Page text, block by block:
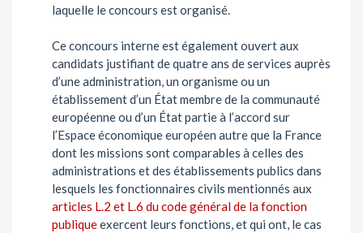
laquelle le concours est organisé.
Ce concours interne est également ouvert aux
candidats justifiant de quatre ans de services auprès
d’une administration, un organisme ou un
établissement d’un État membre de la communauté
européenne ou d’un État partie à l’accord sur
l’Espace économique européen autre que la France
dont les missions sont comparables à celles des
administrations et des établissements publics dans
lesquels les fonctionnaires civils mentionnés aux
articles L.2 et L.6 du code général de la fonction
publiqueexercent leurs fonctions, et qui ont, le cas